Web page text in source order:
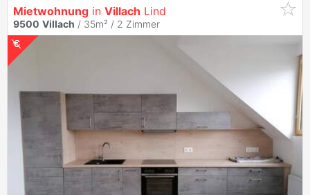
Mietwohnung in Villach Lind
9500 Villach / 35m² / 2 Zimmer